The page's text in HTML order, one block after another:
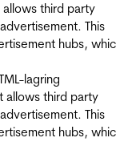
third party
This
hubs,
lagring
allows third party
This
hubs,